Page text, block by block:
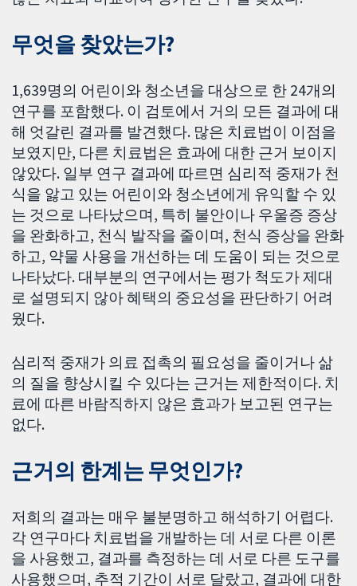
무엇을 찾았는가?
1,639명의 어린이와 청소년을 대상으로 한 24개의
연구를 포함했다. 이 검토에서 거의 모든 결과에 대
해 엇갈린 결과를 발견했다. 많은 치료법이 이점을
보였지만, 다른 치료법은 효과에 대한 근거 보이지
않았다. 일부 연구 결과에 따르면 심리적 중재가 천
식을 앓고 있는 어린이와 청소년에게 유익할 수 있
는 것으로 나타났으며, 특히 불안이나 우울증 증상
을 완화하고, 천식 발작을 줄이며, 천식 증상을 완화
하고, 약물 사용을 개선하는 데 도움이 되는 것으로
나타났다. 대부분의 연구에서는 평가 척도가 제대
로 설명되지 않아 혜택의 중요성을 판단하기 어려
웠다.
심리적 중재가 의료 접촉의 필요성을 줄이거나 삶
의 질을 향상시킬 수 있다는 근거는 제한적이다. 치
료에 따른 바람직하지 않은 효과가 보고된 연구는
없다.
근거의 한계는 무엇인가?
저희의 결과는 매우 불분명하고 해석하기 어렵다.
각 연구마다 치료법을 개발하는 데 서로 다른 이론
을 사용했고, 결과를 측정하는 데 서로 다른 도구를
사용했으며, 추적 기간이 서로 달랐고, 결과에 대한